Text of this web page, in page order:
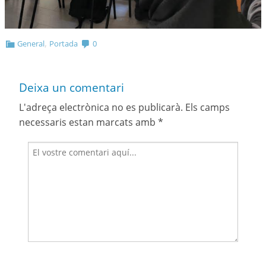
General, Portada 0
Deixa un comentari
L'adreça electrònica no es publicarà. Els camps
necessaris estan marcats amb *